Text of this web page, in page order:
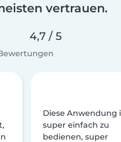
vertrauen.
4,7 / 5
Diese Anwendung
super einfach zu
bedienen, super